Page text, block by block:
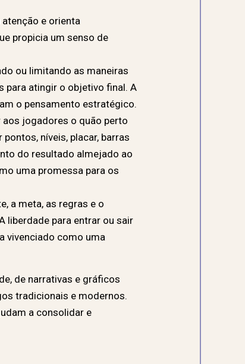
e orienta
propicia um senso de
ou limitando as maneiras
para atingir o objetivo final. A
o pensamento estratégico.
jogadores o quão perto
níveis, placar, barras
do resultado almejado ao
uma promessa para os
a meta, as regras e o
liberdade para entrar ou sair
vivenciado como uma
de narrativas e gráficos
tradicionais e modernos.
a consolidar e